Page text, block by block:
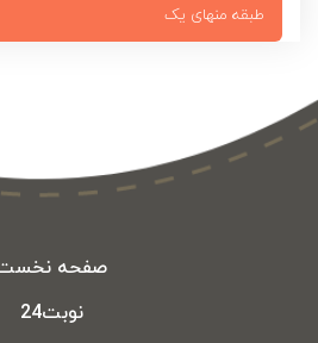
طبقه منهای یک
صفحه
نوبت24